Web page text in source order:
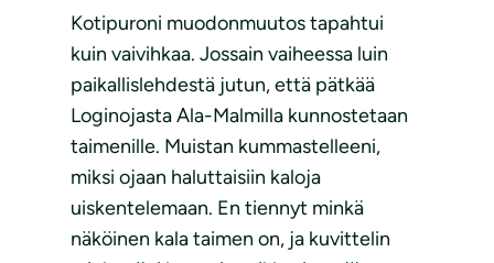
Kotipuroni muodonmuutos tapahtui
kuin vaivihkaa. Jossain vaiheessa luin
paikallislehdestä jutun, että pätkää
Loginojasta Ala-Malmilla kunnostetaan
taimenille. Muistan kummastelleeni,
miksi ojaan haluttaisiin kaloja
uiskentelemaan. En tiennyt minkä
näköinen kala taimen on, ja kuvittelin